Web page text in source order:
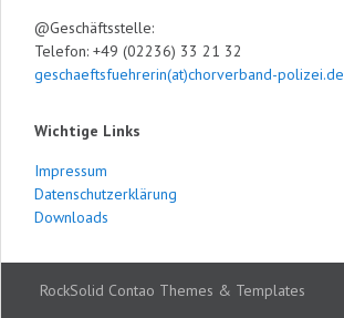
@Geschäftsstelle:
Telefon: +49 (02236) 33 21 32
geschaeftsfuehrerin(at)chorverband-polizei.de
Wichtige Links
Impressum
Datenschutzerklärung
Downloads
RockSolid Contao Themes & Templates